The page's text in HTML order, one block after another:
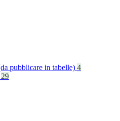
pubblicare in tabelle) 4
29